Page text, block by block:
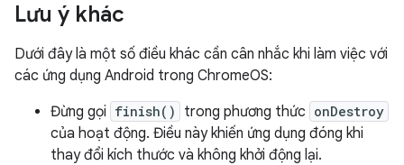
Lưu ý khác
Dưới đây là một số điều khác cần cân nhắc khi làm việc với
các ứng dụng Android trong ChromeOS:
Đừng gọi finish() trong phương thức onDestroy
của hoạt động. Điều này khiến ứng dụng đóng khi
thay đổi kích thước và không khởi động lại.